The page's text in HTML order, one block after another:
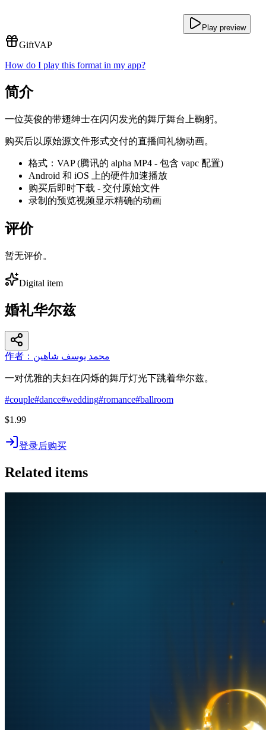
Play preview
GiftVAP
How do I play this format in my app?
简介
一位英俊的带翅绅士在闪闪发光的舞厅舞台上鞠躬。
购买后以原始源文件形式交付的直播间礼物动画。
格式：VAP (腾讯的 alpha MP4 - 包含 vapc 配置)
Android 和 iOS 上的硬件加速播放
购买后即时下载 - 交付原始文件
录制的预览视频显示精确的动画
评价
暂无评价。
Digital item
婚礼华尔兹
作者：محمد يوسف شاهين
一对优雅的夫妇在闪烁的舞厅灯光下跳着华尔兹。
#couple#dance#wedding#romance#ballroom
$1.99
登录后购买
Related items